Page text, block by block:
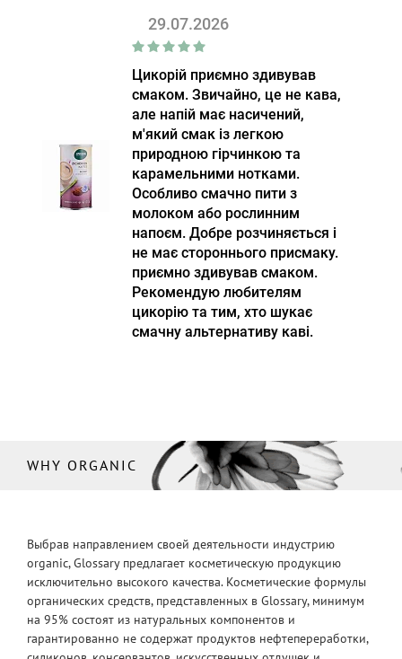
29.07.2026
Цикорій приємно здивував
смаком. Звичайно, це не кава,
але напій має насичений,
м'який смак із легкою
природною гірчинкою та
карамельними нотками.
Особливо смачно пити з
молоком або рослинним
напоєм. Добре розчиняється і
не має стороннього присмаку.
приємно здивував смаком.
Рекомендую любителям
цикорію та тим, хто шукає
смачну альтернативу каві.
WHY ORGANIC
Выбрав направлением своей деятельности индустрию
organic, Glossary предлагает косметическую продукцию
исключительно высокого качества. Косметические формулы
органических средств, представленных в Glossary, минимум
на 95% состоят из натуральных компонентов и
гарантированно не содержат продуктов нефтепереработки,